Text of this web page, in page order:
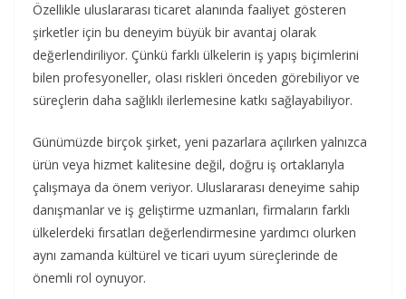
Özellikle uluslararası ticaret alanında faaliyet gösteren
şirketler için bu deneyim büyük bir avantaj olarak
değerlendiriliyor. Çünkü farklı ülkelerin iş yapış biçimlerini
bilen profesyoneller, olası riskleri önceden görebiliyor ve
süreçlerin daha sağlıklı ilerlemesine katkı sağlayabiliyor.
Günümüzde birçok şirket, yeni pazarlara açılırken yalnızca
ürün veya hizmet kalitesine değil, doğru iş ortaklarıyla
çalışmaya da önem veriyor. Uluslararası deneyime sahip
danışmanlar ve iş geliştirme uzmanları, firmaların farklı
ülkelerdeki fırsatları değerlendirmesine yardımcı olurken
aynı zamanda kültürel ve ticari uyum süreçlerinde de
önemli rol oynuyor.